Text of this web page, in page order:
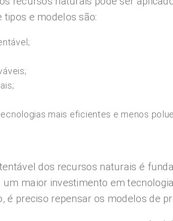
e modelos são:
mais eficientes e menos
dos recursos naturais é
um maior investimento em
é preciso repensar os modelos de